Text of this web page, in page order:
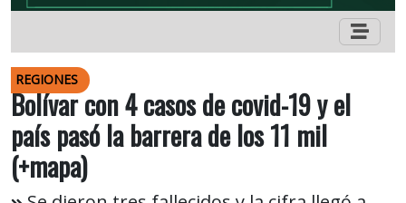
REGIONES
Bolívar con 4 casos de covid-19 y el
país pasó la barrera de los 11 mil
(+mapa)